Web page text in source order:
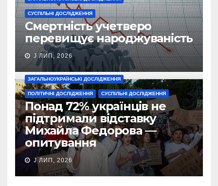
СУСПІЛЬНІ ДОСЛІДЖЕННЯ
Смертність учетверо
перевищує народжуваність
J ЛИП, 2026
ЗАГАЛЬНОУКРАЇНСЬКІ ДОСЛІДЖЕННЯ
ПОЛІТИЧНІ ДОСЛІДЖЕННЯ СУСПІЛЬНІ ДОСЛІДЖЕННЯ
Понад 72% українців не
підтримали відставку
Михайла Федорова —
опитування
J ЛИП, 2026